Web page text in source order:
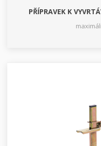
PŘÍPRAVEK K